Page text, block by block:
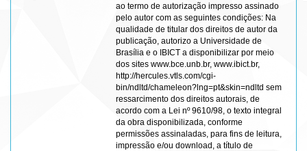
ao termo de autorização impresso assinado
pelo autor com as seguintes condições: Na
qualidade de titular dos direitos de autor da
publicação, autorizo a Universidade de
Brasília e o IBICT a disponibilizar por meio
dos sites www.bce.unb.br, www.ibict.br,
http://hercules.vtls.com/cgi-
bin/ndltd/chameleon?lng=pt&skin=ndltd sem
ressarcimento dos direitos autorais, de
acordo com a Lei nº 9610/98, o texto integral
da obra disponibilizada, conforme
permissões assinaladas, para fins de leitura,
impressão e/ou download, a título de